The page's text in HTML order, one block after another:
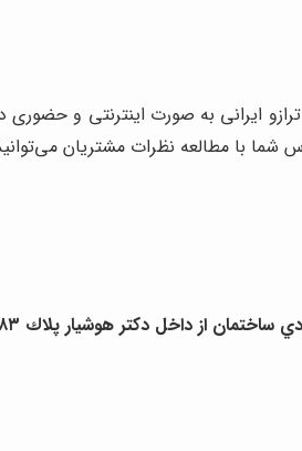
ترازو ایرانی به صورت اینترنتی و
شما با مطالعه نظرات مشتریان
از داخل دكتر هوشيار پلاك ٨٣ طبقه ي سوم